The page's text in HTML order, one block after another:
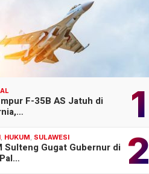
1
F-35B AS Jatuh di
2
HUKUM SULAWESI
Sulteng Gugat Gubernur di